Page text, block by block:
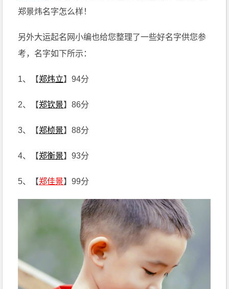
郑景炜名字怎么样！
另外大运起名网小编也给您整理了一些好名字供您参
考，名字如下所示：
1、【郑炜立】94分
2、【郑钦景】86分
3、【郑桢景】88分
4、【郑衡景】93分
5、【郑佳景】99分